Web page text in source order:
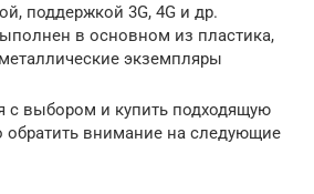
поддержкой 3G, 4G и др.
в основном из пластика,
экземпляры
с выбором и купить подходящую
обратить внимание на следующие